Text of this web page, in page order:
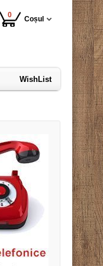
0 Coșul
WishList